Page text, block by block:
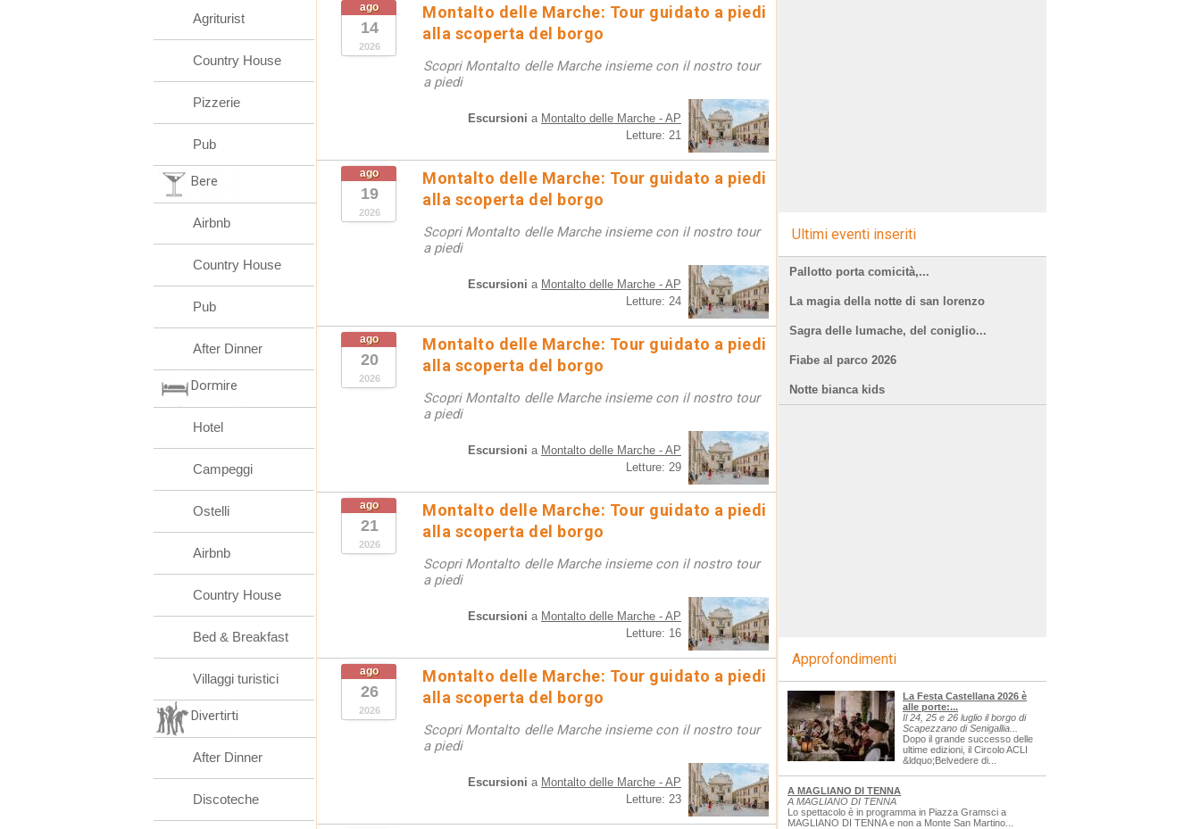
ago
14
2026
Montalto delle Marche: Tour guidato a piedi
alla scoperta del borgo
Scopri Montalto delle Marche insieme con il nostro tour
a piedi
Escursioni a Montalto delle Marche - AP
Letture: 21
ago
19
2026
Montalto delle Marche: Tour guidato a piedi
alla scoperta del borgo
Scopri Montalto delle Marche insieme con il nostro tour
a piedi
Escursioni a Montalto delle Marche - AP
Letture: 24
ago
20
2026
Montalto delle Marche: Tour guidato a piedi
alla scoperta del borgo
Scopri Montalto delle Marche insieme con il nostro tour
a piedi
Escursioni a Montalto delle Marche - AP
Letture: 29
ago
21
2026
Montalto delle Marche: Tour guidato a piedi
alla scoperta del borgo
Scopri Montalto delle Marche insieme con il nostro tour
a piedi
Escursioni a Montalto delle Marche - AP
Letture: 16
ago
26
2026
Montalto delle Marche: Tour guidato a piedi
alla scoperta del borgo
Scopri Montalto delle Marche insieme con il nostro tour
a piedi
Escursioni a Montalto delle Marche - AP
Letture: 23
Agriturist
Country House
Pizzerie
Pub
Bere
Airbnb
Country House
Pub
After Dinner
Dormire
Hotel
Campeggi
Ostelli
Airbnb
Country House
Bed & Breakfast
Villaggi turistici
Divertirti
After Dinner
Discoteche
Ultimi eventi inseriti
Pallotto porta comicità,...
La magia della notte di san lorenzo
Sagra delle lumache, del coniglio...
Fiabe al parco 2026
Notte bianca kids
Approfondimenti
La Festa Castellana 2026 è
alle porte:...
Il 24, 25 e 26 luglio il borgo di
Scapezzano di Senigallia...
Dopo il grande successo delle
ultime edizioni, il Circolo ACLI
&ldquo;Belvedere di...
A MAGLIANO DI TENNA
A MAGLIANO DI TENNA
Lo spettacolo è in programma in Piazza Gramsci a
MAGLIANO DI TENNA e non a Monte San Martino...